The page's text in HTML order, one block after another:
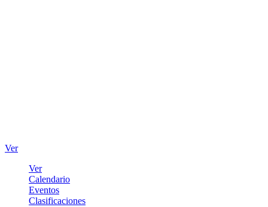
Ver
Ver
Calendario
Eventos
Clasificaciones